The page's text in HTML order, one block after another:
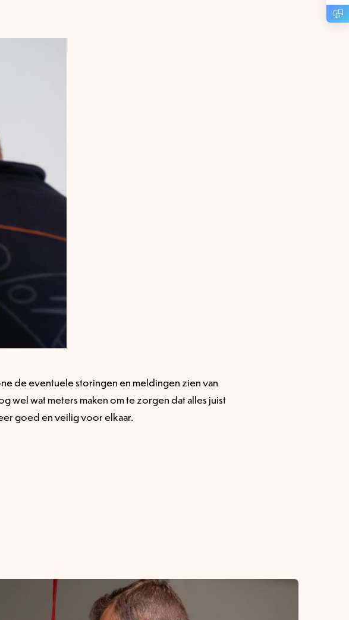
de eventuele storingen en meldingen zien van
wel wat meters maken om te zorgen dat alles juist
goed en veilig voor elkaar.